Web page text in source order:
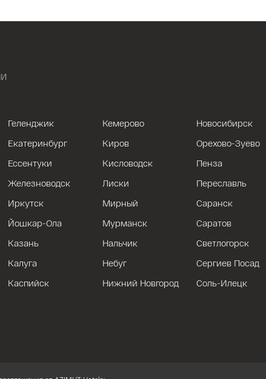
Геленджик
Екатеринбург
Ессентуки
Железноводск
Иркутск
Йошкар-Ола
Казань
Калуга
Каспийск
Кемерово
Киров
Кисловодск
Лиски
Мирный
Мурманск
Нальчик
Небуг
Нижний Новгород
Новосибирск
Орехово-Зуево
Пенза
Переславль
Саранск
Саратов
Светлогорск
Сергиев Посад
Соль-Илецк